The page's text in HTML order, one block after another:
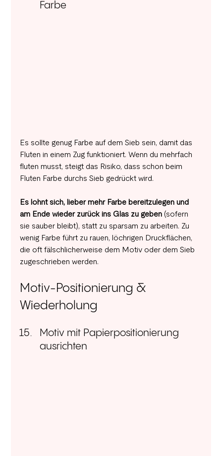
Farbe
Es sollte genug Farbe auf dem Sieb sein, damit das
Fluten in einem Zug funktioniert. Wenn du mehrfach
fluten musst, steigt das Risiko, dass schon beim
Fluten Farbe durchs Sieb gedrückt wird.
Es lohnt sich, lieber mehr Farbe bereitzulegen und
am Ende wieder zurück ins Glas zu geben (sofern
sie sauber bleibt), statt zu sparsam zu arbeiten. Zu
wenig Farbe führt zu rauen, löchrigen Druckflächen,
die oft fälschlicherweise dem Motiv oder dem Sieb
zugeschrieben werden.
Motiv-Positionierung &
Wiederholung
Motiv mit Papierpositionierung
ausrichten